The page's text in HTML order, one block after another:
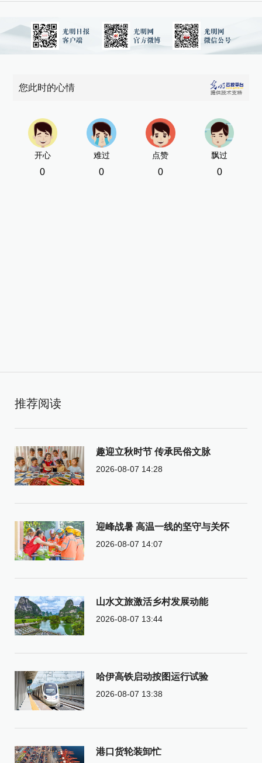
您此时的心情
开心
0
难过
0
点赞
0
飘过
0
推荐阅读
趣迎立秋时节 传承民俗文脉
2026-08-07 14:28
迎峰战暑 高温一线的坚守与关怀
2026-08-07 14:07
山水文旅激活乡村发展动能
2026-08-07 13:44
哈伊高铁启动按图运行试验
2026-08-07 13:38
港口货轮装卸忙